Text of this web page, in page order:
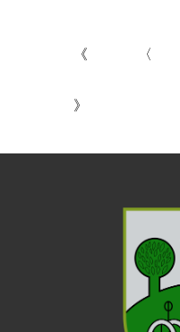
《 〈
》